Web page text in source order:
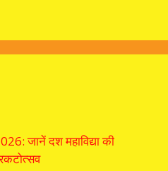
जानें दश महाविद्या की